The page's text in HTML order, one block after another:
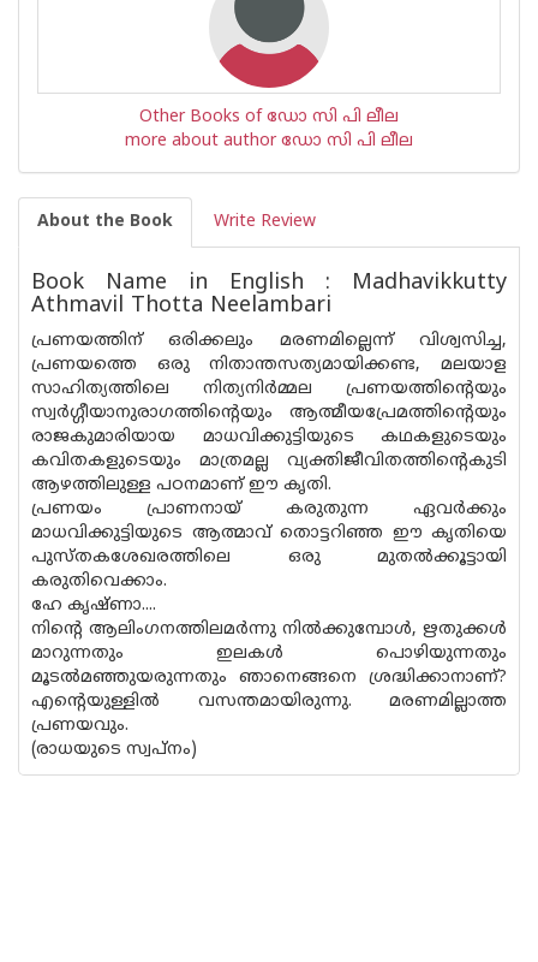
Other Books of ഡോ സി പി ലീല
more about author ഡോ സി പി ലീല
About the Book Write Review
Book Name in English : Madhavikkutty
Athmavil Thotta Neelambari
പ്രണയത്തിന് ഒരിക്കലും മരണമില്ലെന്ന് വിശ്വസിച്ച,
പ്രണയത്തെ ഒരു നിതാന്തസത്യമായിക്കണ്ട, മലയാള
സാഹിത്യത്തിലെ നിത്യനിർമ്മല പ്രണയത്തിന്റെയും
സ്വർഗ്ഗീയാനുരാഗത്തിന്റെയും ആത്മീയപ്രേമത്തിൻ്റെയും
രാജകുമാരിയായ മാധവിക്കുട്ടിയുടെ കഥകളുടെയും
കവിതകളുടെയും മാത്രമല്ല വ്യക്തിജീവിതത്തിന്റെകുടി
ആഴത്തിലുള്ള പഠനമാണ് ഈ കൃതി.
പ്രണയം പ്രാണനായ് കരുതുന്ന ഏവർക്കും
മാധവിക്കുട്ടിയുടെ ആത്മാവ് തൊട്ടറിഞ്ഞ ഈ കൃതിയെ
പുസ്ത‌കശേഖരത്തിലെ ഒരു മുതൽക്കൂട്ടായി
കരുതിവെക്കാം.
ഹേ കൃഷ്‌ണാ....
നിൻ്റെ ആലിംഗനത്തിലമർന്നു നിൽക്കുമ്പോൾ, ഋതുക്കൾ
മാറുന്നതും ഇലകൾ പൊഴിയുന്നതും
മൂടൽമഞ്ഞുയരുന്നതും ഞാനെങ്ങനെ ശ്രദ്ധിക്കാനാണ്?
എൻ്റെയുള്ളിൽ വസന്തമായിരുന്നു. മരണമില്ലാത്ത
പ്രണയവും.
(രാധയുടെ സ്വ‌പ്നം)